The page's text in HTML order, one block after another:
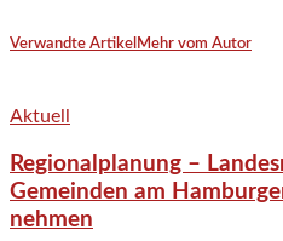
Verwandte Artikel Mehr vom Autor
Aktuell
Regionalplanung –
Gemeinden am
nehmen